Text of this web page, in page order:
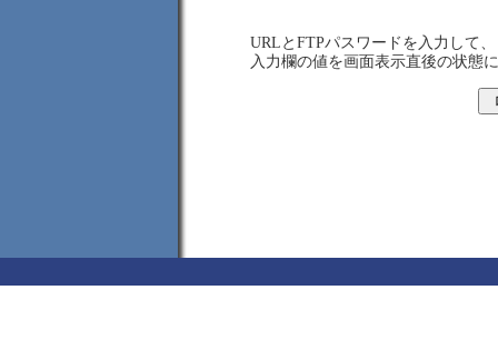
URLとFTPパスワードを入力して
入力欄の値を画面表示直後の状態